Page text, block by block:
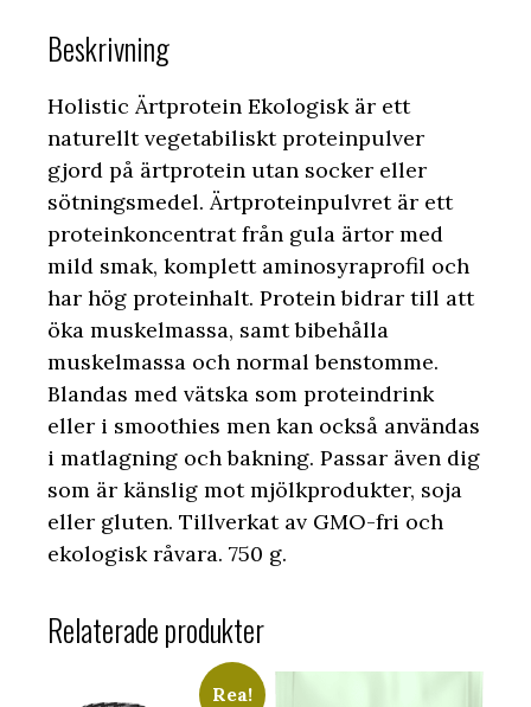
Beskrivning
Holistic Ärtprotein Ekologisk är ett
naturellt vegetabiliskt proteinpulver
gjord på ärtprotein utan socker eller
sötningsmedel. Ärtproteinpulvret är ett
proteinkoncentrat från gula ärtor med
mild smak, komplett aminosyraprofil och
har hög proteinhalt. Protein bidrar till att
öka muskelmassa, samt bibehålla
muskelmassa och normal benstomme.
Blandas med vätska som proteindrink
eller i smoothies men kan också användas
i matlagning och bakning. Passar även dig
som är känslig mot mjölkprodukter, soja
eller gluten. Tillverkat av GMO-fri och
ekologisk råvara. 750 g.
Relaterade produkter
Rea!